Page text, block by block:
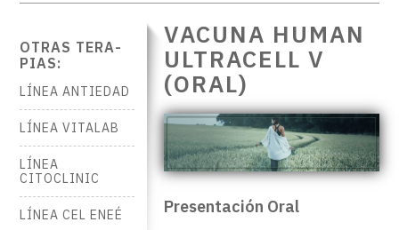
OTRAS TERA­
PIAS:
LÍNEA ANTIEDAD
LÍNEA VITALAB
LÍNEA
CITOCLINIC
LÍNEA CEL ENEÉ
VACUNA HUMAN
ULTRACELL V
(ORAL)
Presentación Oral